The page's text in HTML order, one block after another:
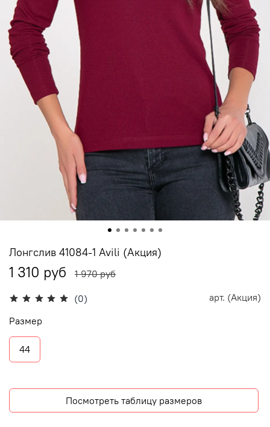
(0) арт. (Акция)
Лонгслив 41084-1 Avili (Акция)
1 310 руб 1 970 руб
Размер
44
Посмотреть таблицу размеров